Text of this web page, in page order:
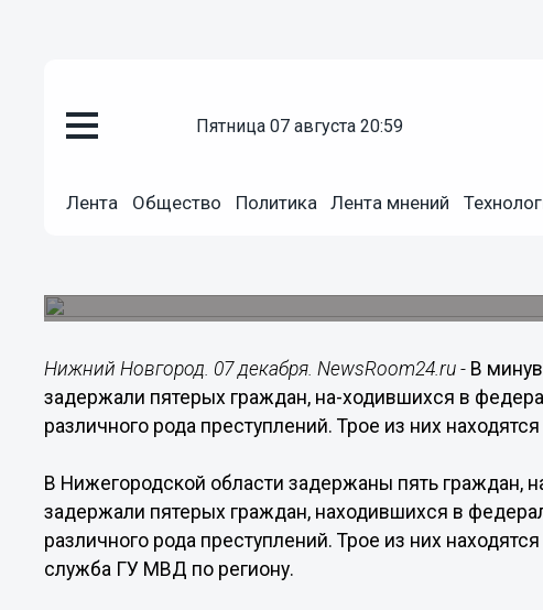
пятница 07 августа 20:59
Лента Общество Политика Лента мнений
В Нижегородской области
Нижний Новгород. 07 декабря. NewsRoom24.ru - В
задержали пятерых граждан, на-ходившихся в
различного рода преступлений. Трое из них
В Нижегородской области задержаны пять граждан,
задержали пятерых граждан, находившихся в
различного рода преступлений. Трое из них
служба ГУ МВД по региону.